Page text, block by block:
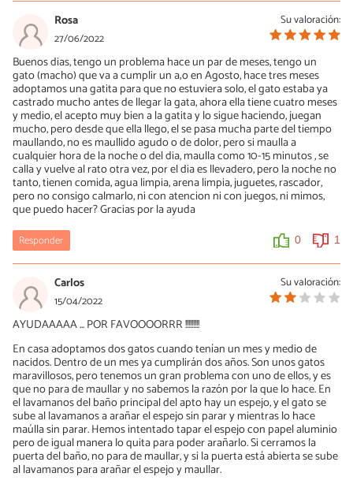
Su valoración:
Rosa
27/06/2022
Buenos dias, tengo un problema hace un par de meses, tengo un
gato (macho) que va a cumplir un a;o en Agosto, hace tres meses
adoptamos una gatita para que no estuviera solo, el gato estaba ya
castrado mucho antes de llegar la gata, ahora ella tiene cuatro meses
y medio, el acepto muy bien a la gatita y lo sigue haciendo, juegan
mucho, pero desde que ella llego, el se pasa mucha parte del tiempo
maullando, no es maullido agudo o de dolor, pero si maulla a
cualquier hora de la noche o del dia, maulla como 10-15 minutos , se
calla y vuelve al rato otra vez, por el dia es llevadero, pero la noche no
tanto, tienen comida, agua limpia, arena limpia, juguetes, rascador,
pero no consigo calmarlo, ni con atencion ni con juegos, ni mimos,
que puedo hacer? Gracias por la ayuda
Responder 0 1
Su valoración:
Carlos
15/04/2022
AYUDAAAAA ... POR FAVOOOORRR !!!!!!!!!
En casa adoptamos dos gatos cuando tenían un mes y medio de
nacidos. Dentro de un mes ya cumplirán dos años. Son unos gatos
maravillosos, pero tenemos un gran problema con uno de ellos, y es
que no para de maullar y no sabemos la razón por la que lo hace. En
el lavamanos del baño principal del apto hay un espejo, y el gato se
sube al lavamanos a arañar el espejo sin parar y mientras lo hace
maúlla sin parar. Hemos intentado tapar el espejo con papel aluminio
pero de igual manera lo quita para poder arañarlo. Si cerramos la
puerta del baño, no para de maullar, y si la puerta está abierta se sube
al lavamanos para arañar el espejo y maullar.